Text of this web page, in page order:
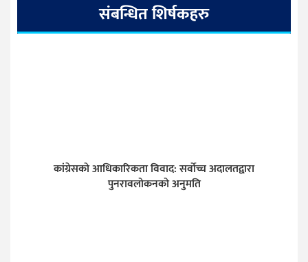
संबन्धित शिर्षकहरु
कांग्रेसको आधिकारिकता विवाद: सर्वोच्च अदालतद्वारा
पुनरावलोकनको अनुमति